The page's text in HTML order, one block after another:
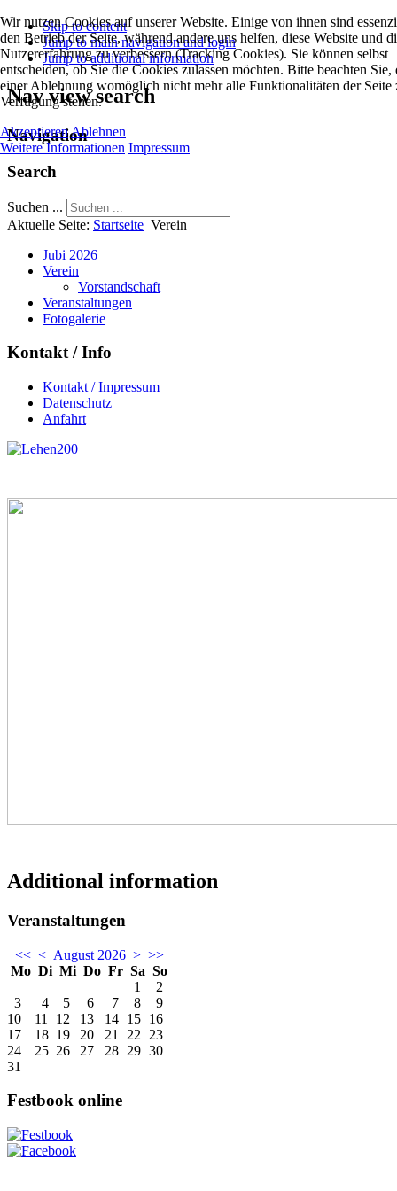
Skip to content
Jump to main navigation and login
Jump to additional information
Nav view search
Navigation
Search
Suchen ...
Aktuelle Seite: Startseite Verein
Jubi 2026
Verein
Vorstandschaft
Veranstaltungen
Fotogalerie
Kontakt / Info
Kontakt / Impressum
Datenschutz
Anfahrt
Additional information
Veranstaltungen
<< < August 2026 > >>
Mo Di Mi Do Fr Sa So
1
2
3
4 5 6 7 8
9
10
11 12 13 14 15 16
17
18 19 20 21 22
23
24
25 26 27 28 29 30
31
Festbook online
Wir nutzen Cookies auf unserer Website. Einige von ihnen sind
den Betrieb der Seite, während andere uns helfen, diese Website und
Nutzererfahrung zu verbessern (Tracking Cookies). Sie können selbst
entscheiden, ob Sie die Cookies zulassen möchten. Bitte beachten Sie,
einer Ablehnung womöglich nicht mehr alle Funktionalitäten der Seite
Verfügung stehen.
AkzeptierenAblehnen
Weitere Informationen Impressum